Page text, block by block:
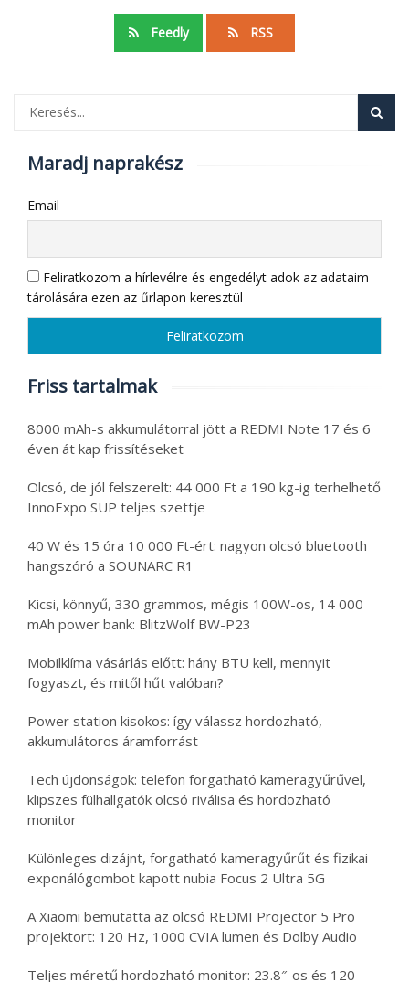
Feedly RSS
Maradj naprakész
Email
Feliratkozom a hírlevélre és engedélyt adok az adataim
tárolására ezen az űrlapon keresztül
Friss tartalmak
8000 mAh-s akkumulátorral jött a REDMI Note 17 és 6
éven át kap frissítéseket
Olcsó, de jól felszerelt: 44 000 Ft a 190 kg-ig terhelhető
InnoExpo SUP teljes szettje
40 W és 15 óra 10 000 Ft-ért: nagyon olcsó bluetooth
hangszóró a SOUNARC R1
Kicsi, könnyű, 330 grammos, mégis 100W-os, 14 000
mAh power bank: BlitzWolf BW-P23
Mobilklíma vásárlás előtt: hány BTU kell, mennyit
fogyaszt, és mitől hűt valóban?
Power station kisokos: így válassz hordozható,
akkumulátoros áramforrást
Tech újdonságok: telefon forgatható kameragyűrűvel,
klipszes fülhallgatók olcsó riválisa és hordozható
monitor
Különleges dizájnt, forgatható kameragyűrűt és fizikai
exponálógombot kapott nubia Focus 2 Ultra 5G
A Xiaomi bemutatta az olcsó REDMI Projector 5 Pro
projektort: 120 Hz, 1000 CVIA lumen és Dolby Audio
Teljes méretű hordozható monitor: 23.8″-os és 120